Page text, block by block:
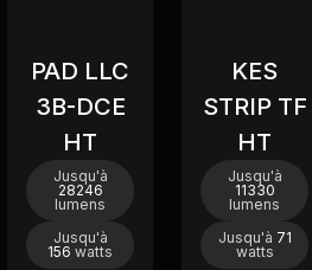
PAD LLC
3B-DCE
HT
Jusqu'à
28246
lumens
Jusqu'à
156 watts
KES
STRIP TF
HT
Jusqu'à
11330
lumens
Jusqu'à 71
watts